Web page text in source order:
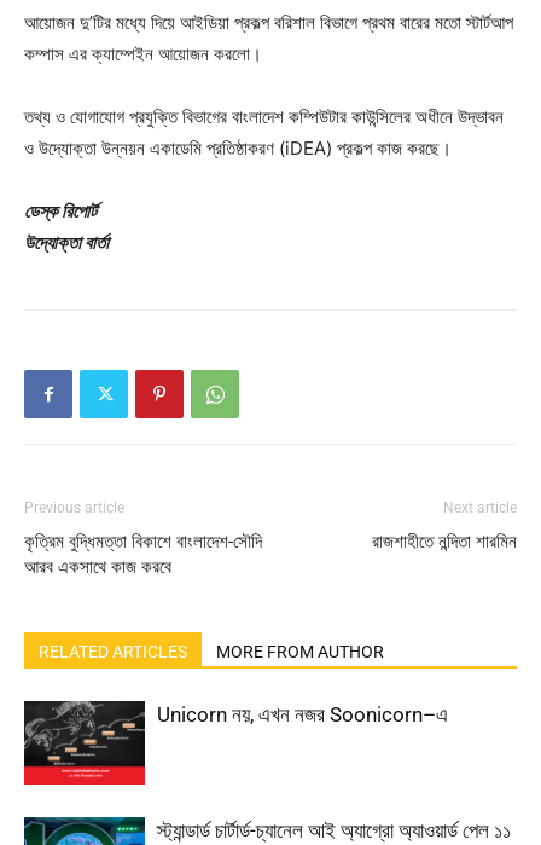
আয়োজন দু’টির মধ্যে দিয়ে আইডিয়া প্রকল্প বরিশাল বিভাগে প্রথম বারের মতো স্টার্টআপ
কম্পাস এর ক্যাম্পেইন আয়োজন করলো।
তথ্য ও যোগাযোগ প্রযুক্তি বিভাগের বাংলাদেশ কম্পিউটার কাউন্সিলের অধীনে উদ্ভাবন
ও উদ্যোক্তা উন্নয়ন একাডেমি প্রতিষ্ঠাকরণ (iDEA) প্রকল্প কাজ করছে।
ডেস্ক রিপোর্ট
উদ্যোক্তা বার্তা
Previous article
কৃত্রিম বুদ্ধিমত্তা বিকাশে বাংলাদেশ-সৌদি
আরব একসাথে কাজ করবে
Next article
রাজশাহীতে নন্দিতা শারমিন
RELATED ARTICLES MORE FROM AUTHOR
Unicorn নয়, এখন নজর Soonicorn–এ
স্ট্যান্ডার্ড চার্টার্ড-চ্যানেল আই অ্যাগ্রো অ্যাওয়ার্ড পেল ১১